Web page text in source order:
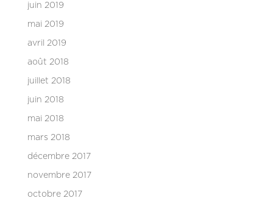
juin 2019
mai 2019
avril 2019
août 2018
juillet 2018
juin 2018
mai 2018
mars 2018
décembre 2017
novembre 2017
octobre 2017